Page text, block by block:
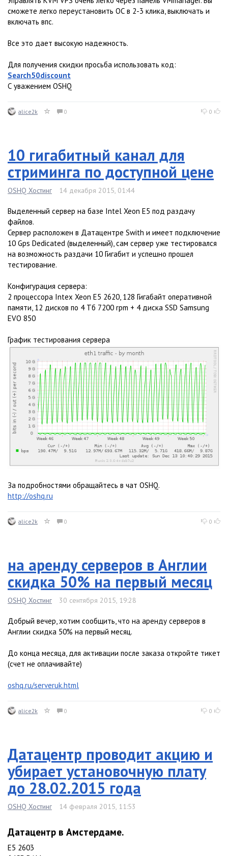
сможете легко переустановить ОС в 2-3 клика, выключать и
включать впс.
Все это дает высокую надежность.
Для получения скидки просьба использовать код:
Search50discount
С уважением OSHQ
alice2k 0 0
10 гигабитный канал для
стриминга по доступной цене
OSHQ Хостинг 14 декабря 2015, 01:44
Выделенный сервер на базе Intel Xeon E5 под раздачу
файлов.
Сервер расположен в Датацентре Swith и имеет подключение
10 Gps Dedicated (выделенный), сам сервер уже тестировался
на возможность раздачи 10 Гигабит и успешно прошел
тестирование.
Конфигурация сервера:
2 процессора Intex Xeon E5 2620, 128 Гигабайт оперативной
памяти, 12 дисков по 4 Тб 7200 rpm + 4 диска SSD Samsung
EVO 850
График тестирования сервера
За подробностями обращайтесь в чат OSHQ.
http://oshq.ru
alice2k 0 0
на аренду серверов в Англии
скидка 50% на первый месяц
OSHQ Хостинг 30 сентября 2015, 19:28
Добрый вечер, хотим сообщить, что на аренду серверов в
Англии скидка 50% на первый месяц.
До конца месяца, для активации после заказа откройте тикет
(счет не оплачивайте)
oshq.ru/serveruk.html
alice2k 0 0
Датацентр проводит акцию и
убирает установочную плату
до 28.02.2015 года
OSHQ Хостинг 14 февраля 2015, 11:53
Датацентр в Амстердаме.
E5 2603